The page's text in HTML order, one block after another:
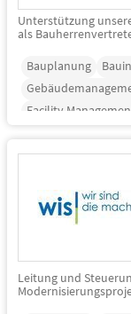
Unterstützung
als
Bauplanung
Facility
Leitung und